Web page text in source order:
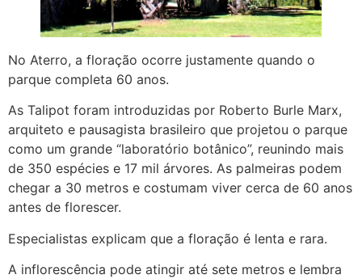
No Aterro, a floração ocorre justamente quando o
parque completa 60 anos.
As Talipot foram introduzidas por Roberto Burle Marx,
arquiteto e pausagista brasileiro que projetou o parque
como um grande “laboratório botânico”, reunindo mais
de 350 espécies e 17 mil árvores. As palmeiras podem
chegar a 30 metros e costumam viver cerca de 60 anos
antes de florescer.
Especialistas explicam que a floração é lenta e rara.
A inflorescência pode atingir até sete metros e lembra